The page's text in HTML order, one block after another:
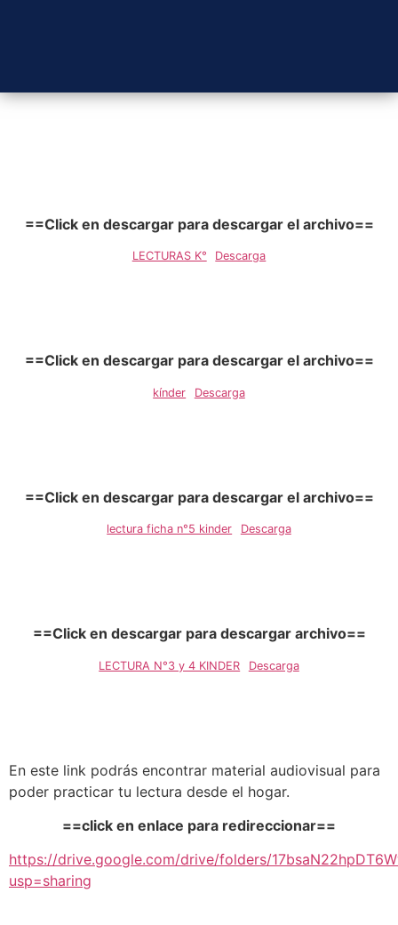
==Click en descargar para descargar el archivo==
LECTURAS K° Descarga
==Click en descargar para descargar el archivo==
kínder Descarga
==Click en descargar para descargar el archivo==
lectura ficha n°5 kinder Descarga
==Click en descargar para descargar archivo==
LECTURA N°3 y 4 KINDER Descarga
En este link podrás encontrar material audiovisual para
poder practicar tu lectura desde el hogar.
==click en enlace para redireccionar==
https://drive.google.com/drive/folders/
usp=sharing